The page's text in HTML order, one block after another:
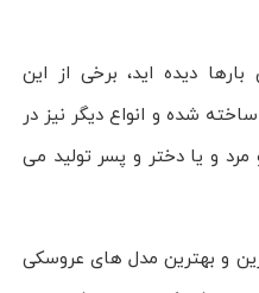
دیده اید، برخی از این
شده و انواع دیگر نیز در
و یا دختر و پسر تولید می
و بهترین مدل های عروسکی